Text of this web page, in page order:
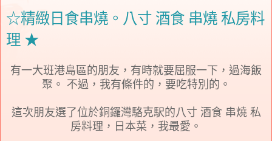
☆精緻日食串燒。八寸 酒食 串燒 私房料
理 ★
有一大班港島區的朋友，有時就要屈服一下，過海飯
聚。 不過，我有條件的，要吃特別的。
這次朋友選了位於銅鑼灣駱克駅的八寸 酒食 串燒 私
房料理，日本菜，我最愛。